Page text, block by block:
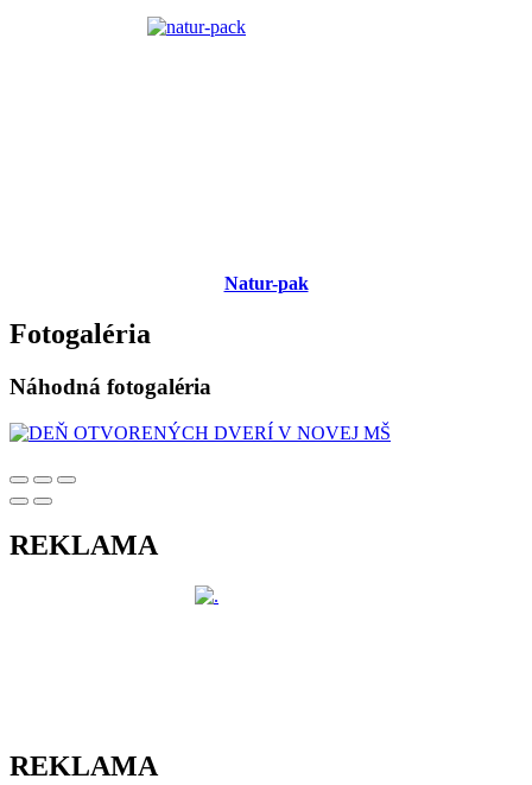
Natur-pak
Fotogaléria
Náhodná fotogaléria
REKLAMA
REKLAMA